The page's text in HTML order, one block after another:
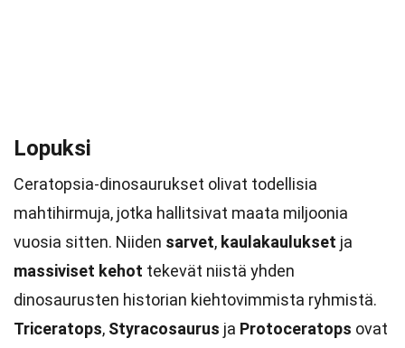
Lopuksi
Ceratopsia-dinosaurukset olivat todellisia
mahtihirmuja, jotka hallitsivat maata miljoonia
vuosia sitten. Niiden sarvet, kaulakaulukset ja
massiviset kehot tekevät niistä yhden
dinosaurusten historian kiehtovimmista ryhmistä.
Triceratops, Styracosaurus ja Protoceratops ovat